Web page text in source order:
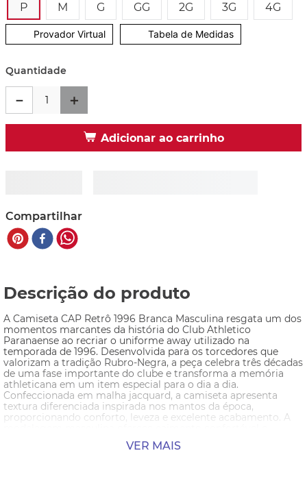
P M G GG 2G 3G 4G
Provador Virtual Tabela de Medidas
Quantidade
＋
－
Adicionar ao carrinho
Compartilhar
Descrição do produto
A Camiseta CAP Retrô 1996 Branca Masculina resgata um dos
momentos marcantes da história do Club Athletico
Paranaense ao recriar o uniforme away utilizado na
temporada de 1996. Desenvolvida para os torcedores que
valorizam a tradição Rubro-Negra, a peça celebra três décadas
de uma fase importante do clube e transforma a memória
athleticana em um item especial para o dia a dia.
Confeccionada em malha jacquard, a camiseta apresenta
textura diferenciada inspirada nos mantos da época,
proporcionando conforto, leveza e excelente acabamento. A
versátil, ideal para diferentes ocasiões.
O visual é complementado pelo escudo histórico bordado no
VER MAIS